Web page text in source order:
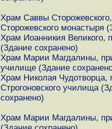
Храм Саввы
Сторожевского монастыря
Храм Иоанникия Великого,
(Здание сохранено)
Храм Марии Магдалины,
училище (Здание
Храм Николая Чудотворца,
Строгоновского училища
сохранено)
Храм Марии Магдалины,